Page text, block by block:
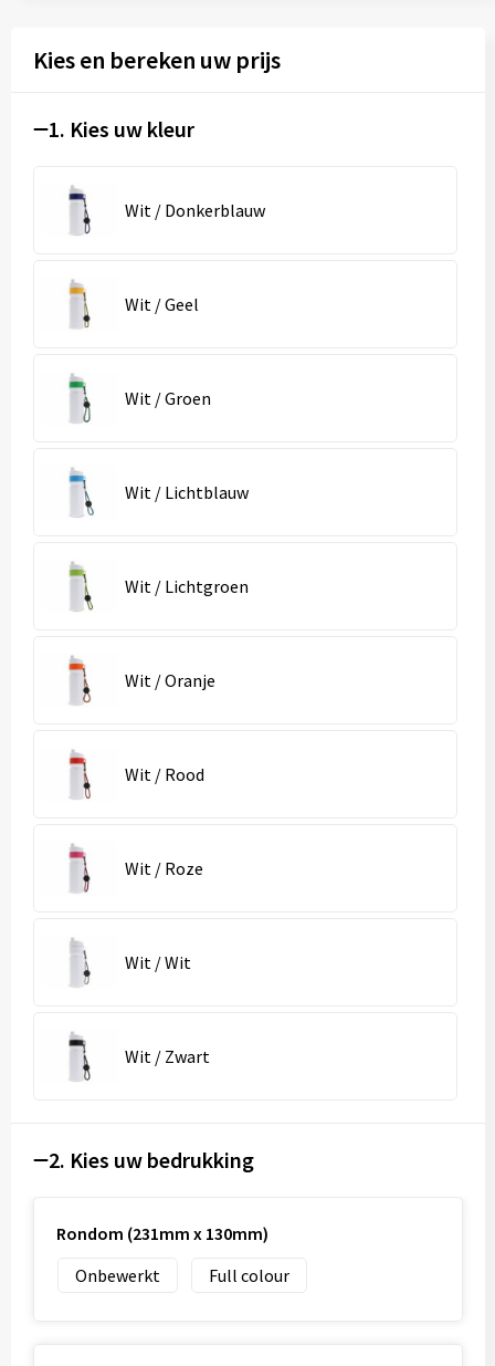
Kies en bereken uw prijs
1. Kies uw kleur
Wit / Donkerblauw
Wit / Geel
Wit / Groen
Wit / Lichtblauw
Wit / Lichtgroen
Wit / Oranje
Wit / Rood
Wit / Roze
Wit / Wit
Wit / Zwart
2. Kies uw bedrukking
Rondom (231mm x 130mm)
Onbewerkt
Full colour